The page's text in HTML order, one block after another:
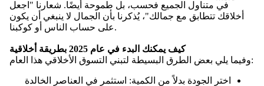
في متناول الجميع فحسب، بل طموحة أيضًا. شعارنا "اجعل
أخلاقك تتطابق مع جمالك"، يُذكرنا بأن الجمال لا ينبغي أن يكون
على حساب الناس أو كوكبنا.
كيف يمكنك البدء في عام 2025 بطريقة أخلاقية
وفيما يلي بعض الطرق البسيطة لتبني التسوق الأخلاقي هذا العام:
اختر الجودة بدلاً من الكمية: استثمر في العناصر الخالدة